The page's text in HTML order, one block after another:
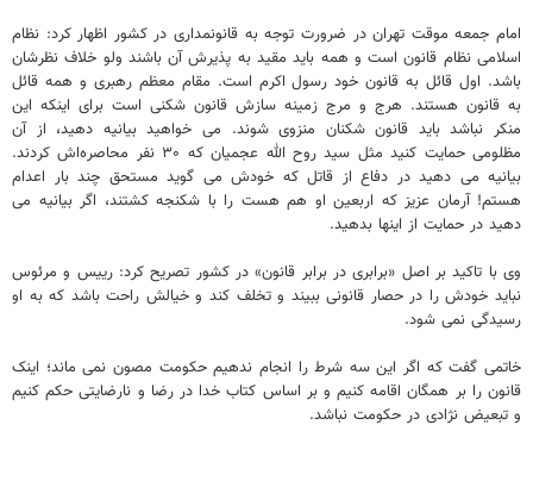
امام جمعه موقت تهران در ضرورت توجه به قانونمداری در کشور اظهار کرد: نظام
اسلامی نظام قانون است و همه باید مقید به پذیرش آن باشند ولو خلاف نظرشان
باشد. اول قائل به قانون خود رسول اکرم است. مقام معظم رهبری و همه قائل
به قانون هستند. هرج و مرج زمینه سازش قانون شکنی است برای اینکه این
منکر نباشد باید قانون شکنان منزوی شوند. می خواهید بیانیه دهید، از آن
مظلومی حمایت کنید مثل سید روح الله عجمیان که ۳۰ نفر محاصره‌اش کردند.
بیانیه می دهید در دفاع از قاتل که خودش می گوید مستحق چند بار اعدام
هستم! آرمان عزیز که اربعین او هم هست را با شکنجه کشتند، اگر بیانیه می
دهید در حمایت از اینها بدهید.
وی ‌با تاکید بر اصل «برابری در برابر قانون» در کشور تصریح کرد: رییس و مرئوس
نباید خودش را در حصار قانونی ببیند و تخلف کند و خیالش راحت باشد که به او
رسیدگی نمی شود.
خاتمی گفت که اگر این سه شرط را انجام ندهیم حکومت مصون نمی ماند؛ اینک
قانون را بر همگان اقامه کنیم و بر اساس کتاب خدا در رضا و نارضایتی حکم کنیم
و تبعیض نژادی در حکومت نباشد.